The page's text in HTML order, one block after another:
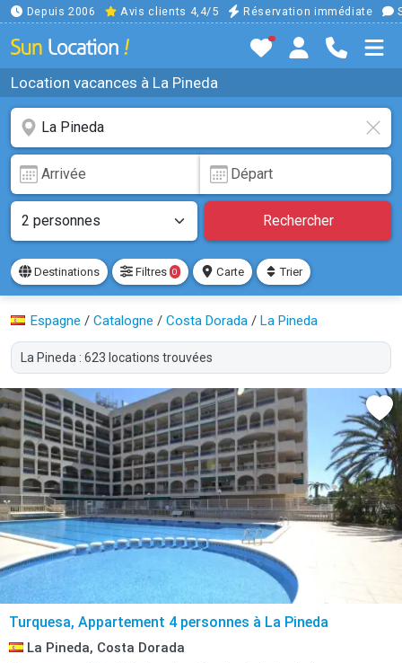
Depuis 2006 Avis clients 4,4/5 Réservation immédiate
Location vacances à La Pineda
Rechercher
Destinations Filtres 0 Carte Trier
Espagne / Catalogne / Costa Dorada / La Pineda
La Pineda : 623 locations trouvées
Turquesa, Appartement 4 personnes à La Pineda
La Pineda, Costa Dorada